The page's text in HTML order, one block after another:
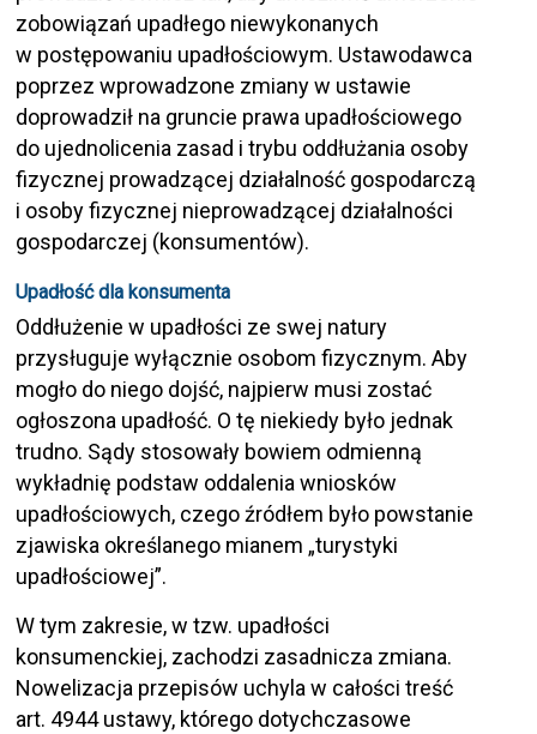
zobowiązań upadłego niewykonanych
w postępowaniu upadłościowym. Ustawodawca
poprzez wprowadzone zmiany w ustawie
doprowadził na gruncie prawa upadłościowego
do ujednolicenia zasad i trybu oddłużania osoby
fizycznej prowadzącej działalność gospodarczą
i osoby fizycznej nieprowadzącej działalności
gospodarczej (konsumentów).
Upadłość dla konsumenta
Oddłużenie w upadłości ze swej natury
przysługuje wyłącznie osobom fizycznym. Aby
mogło do niego dojść, najpierw musi zostać
ogłoszona upadłość. O tę niekiedy było jednak
trudno. Sądy stosowały bowiem odmienną
wykładnię podstaw oddalenia wniosków
upadłościowych, czego źródłem było powstanie
zjawiska określanego mianem „turystyki
upadłościowej”.
W tym zakresie, w tzw. upadłości
konsumenckiej, zachodzi zasadnicza zmiana.
Nowelizacja przepisów uchyla w całości treść
art. 4944 ustawy, którego dotychczasowe